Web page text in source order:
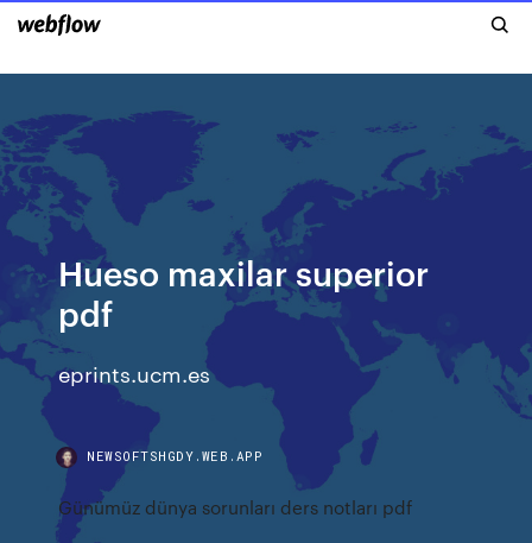
Hueso maxilar superior
pdf
eprints.ucm.es
NEWSOFTSHGDY.WEB.APP
Günümüz dünya sorunları ders notları pdf